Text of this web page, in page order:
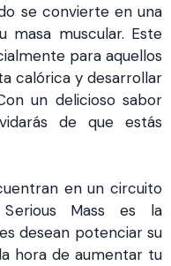
se convierte en una
masa muscular. Este
para aquellos
calórica y desarrollar
un delicioso sabor
de que estás
en un circuito
Mass es la
desean potenciar su
hora de aumentar tu